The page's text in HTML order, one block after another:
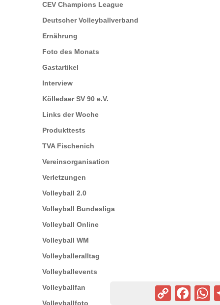
CEV Champions League
Deutscher Volleyballverband
Ernährung
Foto des Monats
Gastartikel
Interview
Kölledaer SV 90 e.V.
Links der Woche
Produkttests
TVA Fischenich
Vereinsorganisation
Verletzungen
Volleyball 2.0
Volleyball Bundesliga
Volleyball Online
Volleyball WM
Volleyballeralltag
Volleyballevents
Volleyballfan
Volleyballfoto
Copy
Link
Facebook